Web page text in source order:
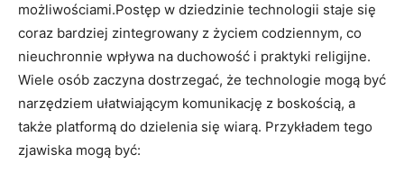
możliwościami.Postęp w dziedzinie technologii staje się
coraz bardziej zintegrowany z życiem codziennym, co
nieuchronnie wpływa na duchowość i praktyki religijne.
Wiele osób zaczyna dostrzegać, że technologie mogą być
narzędziem ułatwiającym komunikację z boskością, a
także platformą do dzielenia się wiarą. Przykładem tego
zjawiska mogą być: